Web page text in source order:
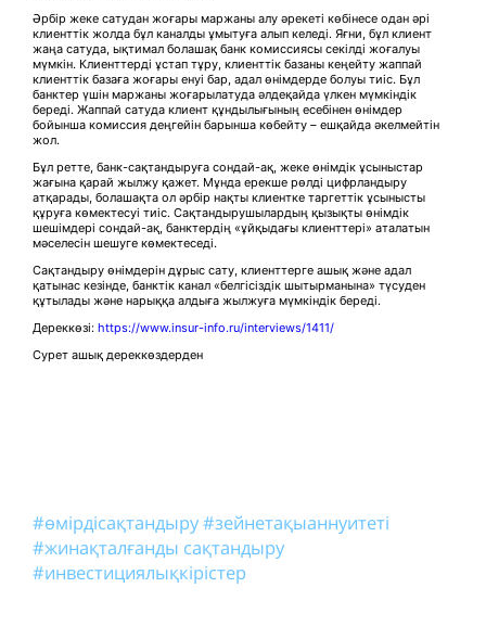
Әрбір жеке сатудан жоғары маржаны алу әрекеті көбінесе одан әрі
клиенттік жолда бұл каналды ұмытуға алып келеді. Яғни, бұл клиент
жаңа сатуда, ықтимал болашақ банк комиссиясы секілді жоғалуы
мүмкін. Клиенттерді ұстап тұру, клиенттік базаны кеңейту жаппай
клиенттік базаға жоғары енуі бар, адал өнімдерде болуы тиіс. Бұл
банктер үшін маржаны жоғарылатуда әлдеқайда үлкен мүмкіндік
береді. Жаппай сатуда клиент құндылығының есебінен өнімдер
бойынша комиссия деңгейін барынша көбейту – ешқайда әкелмейтін
жол.
Бұл ретте, банк-сақтандыруға сондай-ақ, жеке өнімдік ұсыныстар
жағына қарай жылжу қажет. Мұнда ерекше рөлді цифрландыру
атқарады, болашақта ол әрбір нақты клиентке таргеттік ұсынысты
құруға көмектесуі тиіс. Сақтандырушылардың қызықты өнімдік
шешімдері сондай-ақ, банктердің «ұйқыдағы клиенттері» аталатын
мәселесін шешуге көмектеседі.
Сақтандыру өнімдерін дұрыс сату, клиенттерге ашық және адал
қатынас кезінде, банктік канал «белгісіздік шытырманына» түсуден
құтылады және нарыққа алдыға жылжуға мүмкіндік береді.
Дереккөзі: https://www.insur-info.ru/interviews/1411/
Сурет ашық дереккөздерден
#өмірдісақтандыру#зейнетақыаннуитеті
#жинақталғанды сақтандыру
#инвестициялықкірістер